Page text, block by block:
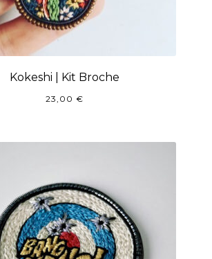
Kokeshi | Kit Broche
23,00 €